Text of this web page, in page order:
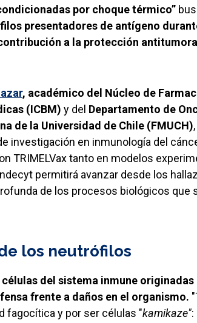
por choque térmico”
presentadores de antígeno
a la protección antitumoral
, académico del Núcleo de
(ICBM) y del Departamento de
de la Universidad de Chile (FMUCH)
investigación en inmunología del
TRIMELVax tanto en modelos
permitirá avanzar desde los
de los procesos biológicos que
los neutrófilos
del sistema inmune
frente a daños en el organismo.
fagocítica y por ser células "kamikaze"